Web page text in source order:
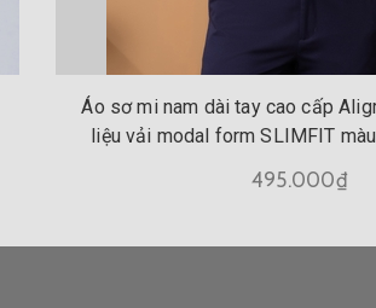
Áo sơ mi nam dài tay cao cấp
liệu vải modal form SLIMFIT
495.000₫